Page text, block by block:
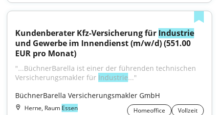
Kundenberater Kfz-Versicherung für Industrie
und Gewerbe im Innendienst (m/w/d) (551.00
EUR pro Monat)
"...BüchnerBarella ist einer der führenden technischen
Versicherungsmakler für Industrie..."
BüchnerBarella Versicherungsmakler GmbH
Herne, Raum Essen Homeoffice
Vollzeit